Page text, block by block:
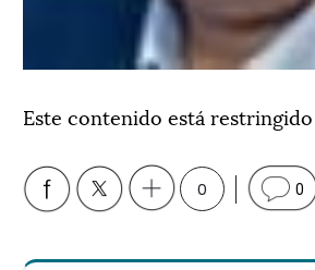
Este contenido está
0 0